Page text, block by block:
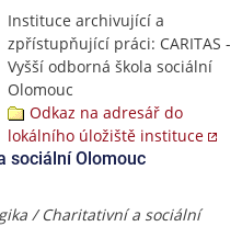
Instituce archivující a
zpřístupňující práci: CARITAS -
Vyšší odborná škola sociální
Olomouc
Odkaz na adresář do
lokálního úložiště instituce
sociální Olomouc
/ Charitativní a sociální